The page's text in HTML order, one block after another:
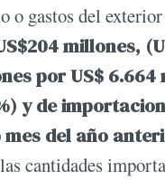
o gastos del
millones,
por US$
y de
del año
cantidades